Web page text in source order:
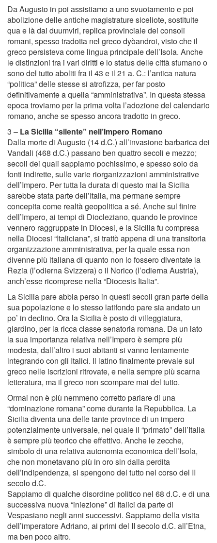
Da Augusto in poi assistiamo a uno svuotamento e poi
abolizione delle antiche magistrature siceliote, sostituite
qua e là dai duumviri, replica provinciale dei consoli
romani, spesso tradotta nel greco dyòandroi, visto che il
greco persisteva come lingua principale dell’Isola. Anche
le distinzioni tra i vari diritti e lo status delle città sfumano o
sono del tutto aboliti fra il 43 e il 21 a. C.: l’antica natura
“politica” delle stesse si atrofizza, per far posto
definitivamente a quella “amministrativa”. In questa stessa
epoca troviamo per la prima volta l’adozione del calendario
romano, anche se spesso ancora tradotto in greco.
3 – La Sicilia “silente” nell’Impero Romano
Dalla morte di Augusto (14 d.C.) all’invasione barbarica dei
Vandali (468 d.C.) passano ben quattro secoli e mezzo;
secoli dei quali sappiamo pochissimo, e spesso solo da
fonti indirette, sulle varie riorganizzazioni amministrative
dell’Impero. Per tutta la durata di questo mai la Sicilia
sarebbe stata parte dell’Italia, ma permane sempre
concepita come realtà geopolitica a sé. Anche sul finire
dell’Impero, ai tempi di Diocleziano, quando le province
vennero raggruppate in Diocesi, e la Sicilia fu compresa
nella Diocesi “Italiciana”, si trattò appena di una transitoria
organizzazione amministrativa, per la quale essa non
divenne più italiana di quanto non lo fossero diventate la
Rezia (l’odierna Svizzera) o il Norico (l’odierna Austria),
anch’esse ricomprese nella “Diocesis Italia”.
La Sicilia pare abbia perso in questi secoli gran parte della
sua popolazione e lo stesso latifondo pare sia andato un
po’ in declino. Ora la Sicilia è posto di villeggiatura,
giardino, per la ricca classe senatoria romana. Da un lato
la sua importanza relativa nell’Impero è sempre più
modesta, dall’altro i suoi abitanti si vanno lentamente
integrando con gli Italici. Il latino finalmente prevale sul
greco nelle iscrizioni ritrovate, e nella sempre più scarna
letteratura, ma il greco non scompare mai del tutto.
Ormai non è più nemmeno corretto parlare di una
“dominazione romana” come durante la Repubblica. La
Sicilia diventa una delle tante province di un impero
potenzialmente universale, nel quale il “primato” dell’Italia
è sempre più teorico che effettivo. Anche le zecche,
simbolo di una relativa autonomia economica dell’Isola,
che non monetavano più in oro sin dalla perdita
dell’indipendenza, si spengono del tutto nel corso del II
secolo d.C.
Sappiamo di qualche disordine politico nel 68 d.C. e di una
successiva nuova “iniezione” di Italici da parte di
Vespasiano negli anni successivi. Sappiamo della visita
dell’imperatore Adriano, ai primi del II secolo d.C. all’Etna,
ma ben poco altro.